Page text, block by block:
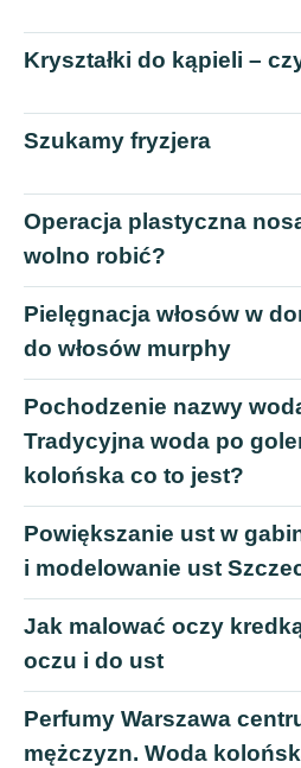
Kryształki do kąpieli –
Szukamy fryzjera
Operacja plastyczna
wolno robić?
Pielęgnacja włosów w
do włosów murphy
Pochodzenie nazwy
Tradycyjna woda po
kolońska co to jest?
Powiększanie ust w
i modelowanie ust
Jak malować oczy
oczu i do ust
Perfumy Warszawa
mężczyzn. Woda